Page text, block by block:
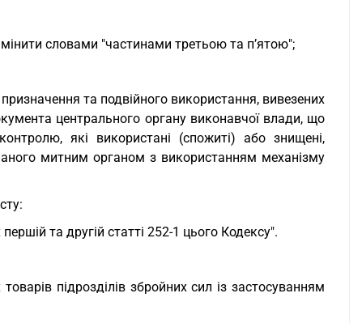
словами "частинами третьою та п’ятою";
та подвійного використання, вивезених
центрального органу виконавчої влади, що
які використані (спожиті) або знищені,
митним органом з використанням механізму
та другій статті 252-1 цього Кодексу".
підрозділів збройних сил із застосуванням